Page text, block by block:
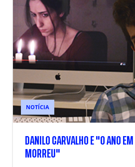
NOTÍCIA
DANILO CARVALHO E "O ANO EM
MORREU"